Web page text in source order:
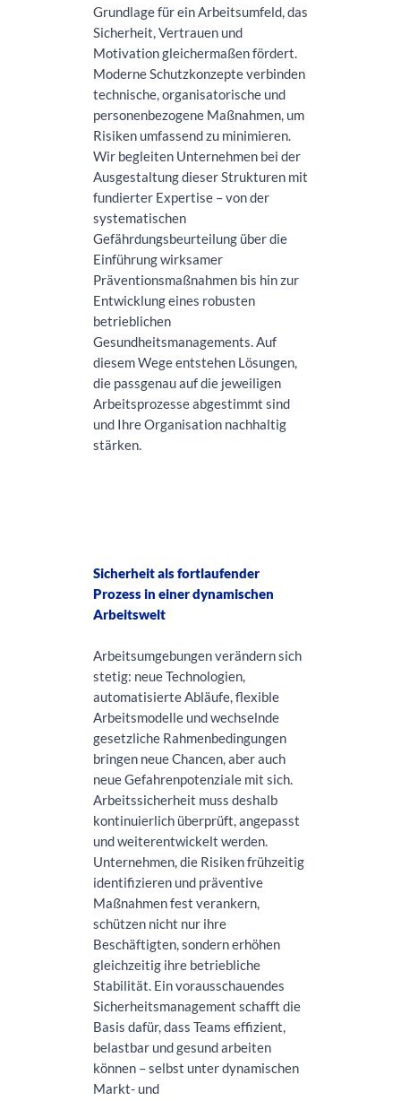
Grundlage für ein Arbeitsumfeld, das
Sicherheit, Vertrauen und
Motivation gleichermaßen fördert.
Moderne Schutzkonzepte verbinden
technische, organisatorische und
personenbezogene Maßnahmen, um
Risiken umfassend zu minimieren.
Wir begleiten Unternehmen bei der
Ausgestaltung dieser Strukturen mit
fundierter Expertise – von der
systematischen
Gefährdungsbeurteilung über die
Einführung wirksamer
Präventionsmaßnahmen bis hin zur
Entwicklung eines robusten
betrieblichen
Gesundheitsmanagements. Auf
diesem Wege entstehen Lösungen,
die passgenau auf die jeweiligen
Arbeitsprozesse abgestimmt sind
und Ihre Organisation nachhaltig
stärken.
Sicherheit als fortlaufender
Prozess in einer dynamischen
Arbeitswelt
Arbeitsumgebungen verändern sich
stetig: neue Technologien,
automatisierte Abläufe, flexible
Arbeitsmodelle und wechselnde
gesetzliche Rahmenbedingungen
bringen neue Chancen, aber auch
neue Gefahrenpotenziale mit sich.
Arbeitssicherheit muss deshalb
kontinuierlich überprüft, angepasst
und weiterentwickelt werden.
Unternehmen, die Risiken frühzeitig
identifizieren und präventive
Maßnahmen fest verankern,
schützen nicht nur ihre
Beschäftigten, sondern erhöhen
gleichzeitig ihre betriebliche
Stabilität. Ein vorausschauendes
Sicherheitsmanagement schafft die
Basis dafür, dass Teams effizient,
belastbar und gesund arbeiten
können – selbst unter dynamischen
Markt- und